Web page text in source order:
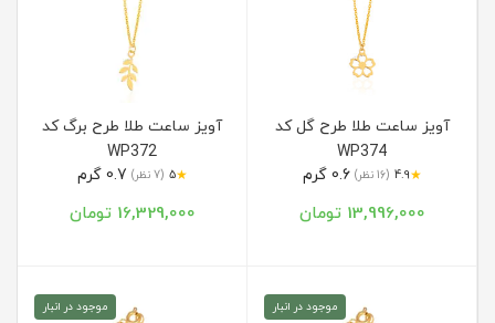
آویز ساعت طلا طرح گل کد
WP374
★
4.9 (16 نظر) 0.6 گرم
13,996,000 تومان
آویز ساعت طلا طرح برگ کد
WP372
★
5 (7 نظر)
16,329,000 تومان
موجود در انبار موجود در انبار